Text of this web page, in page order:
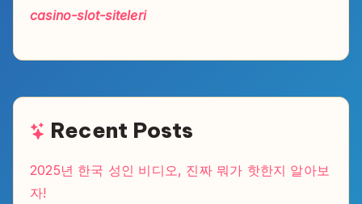
casino-slot-siteleri
Recent Posts
2025년 한국 성인 비디오, 진짜 뭐가 핫한지 알아보
자!